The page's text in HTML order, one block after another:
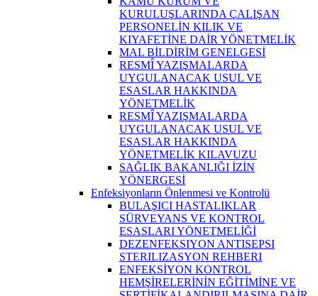
KURULUŞLARINDA ÇALIŞAN
PERSONELİN KILIK VE
KIYAFETİNE DAİR YÖNETMELİK
MAL BİLDİRİM GENELGESİ
RESMÎ YAZIŞMALARDA
UYGULANACAK USUL VE
ESASLAR HAKKINDA
YÖNETMELİK
RESMÎ YAZIŞMALARDA
UYGULANACAK USUL VE
ESASLAR HAKKINDA
YÖNETMELİK KILAVUZU
SAĞLIK BAKANLIĞI İZİN
YÖNERGESİ
Enfeksiyonların Önlenmesi ve Kontrolü
BULAŞICI HASTALIKLAR
SÜRVEYANS VE KONTROL
ESASLARI YÖNETMELİĞİ
DEZENFEKSIYON ANTISEPSI
STERILIZASYON REHBERI
ENFEKSİYON KONTROL
HEMŞİRELERİNİN EĞİTİMİNE VE